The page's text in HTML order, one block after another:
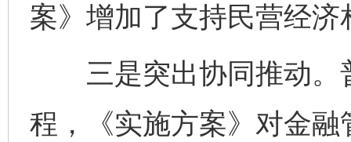
案》增加了支持民营经济
三是突出协同推动。
程，《实施方案》对金